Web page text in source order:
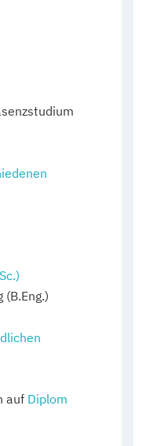
auf Diplom